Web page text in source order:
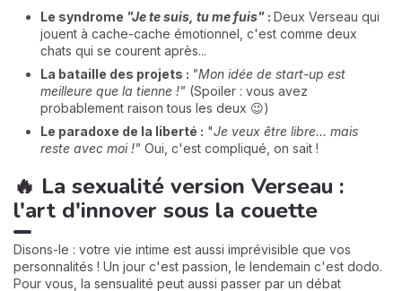
Le syndrome "Je te suis, tu me fuis" : Deux Verseau qui
jouent à cache-cache émotionnel, c'est comme deux
chats qui se courent après...
La bataille des projets : "Mon idée de start-up est
meilleure que la tienne !" (Spoiler : vous avez
probablement raison tous les deux 😉)
Le paradoxe de la liberté : "Je veux être libre... mais
reste avec moi !" Oui, c'est compliqué, on sait !
🔥 La sexualité version Verseau :
l'art d'innover sous la couette
Disons-le : votre vie intime est aussi imprévisible que vos
personnalités ! Un jour c'est passion, le lendemain c'est dodo.
Pour vous, la sensualité peut aussi passer par un débat